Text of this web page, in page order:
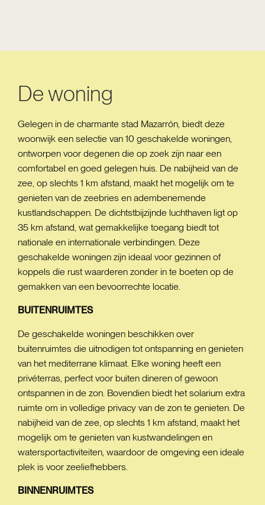
De woning
Gelegen in de charmante stad Mazarrón, biedt deze
woonwijk een selectie van 10 geschakelde woningen,
ontworpen voor degenen die op zoek zijn naar een
comfortabel en goed gelegen huis. De nabijheid van de
zee, op slechts 1 km afstand, maakt het mogelijk om te
genieten van de zeebries en adembenemende
kustlandschappen. De dichtstbijzijnde luchthaven ligt op
35 km afstand, wat gemakkelijke toegang biedt tot
nationale en internationale verbindingen. Deze
geschakelde woningen zijn ideaal voor gezinnen of
koppels die rust waarderen zonder in te boeten op de
gemakken van een bevoorrechte locatie.
BUITENRUIMTES
De geschakelde woningen beschikken over
buitenruimtes die uitnodigen tot ontspanning en genieten
van het mediterrane klimaat. Elke woning heeft een
privéterras, perfect voor buiten dineren of gewoon
ontspannen in de zon. Bovendien biedt het solarium extra
ruimte om in volledige privacy van de zon te genieten. De
nabijheid van de zee, op slechts 1 km afstand, maakt het
mogelijk om te genieten van kustwandelingen en
watersportactiviteiten, waardoor de omgeving een ideale
plek is voor zeeliefhebbers.
BINNENRUIMTES